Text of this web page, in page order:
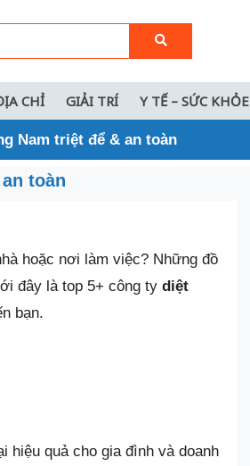
CHỈ GIẢI TRÍ Y TẾ – SỨC KHỎE
Nam triệt để & an toàn
toàn
hoặc nơi làm việc? Những đồ
đây là top 5+ công ty diệt
bạn.
hiệu quả cho gia đình và doanh